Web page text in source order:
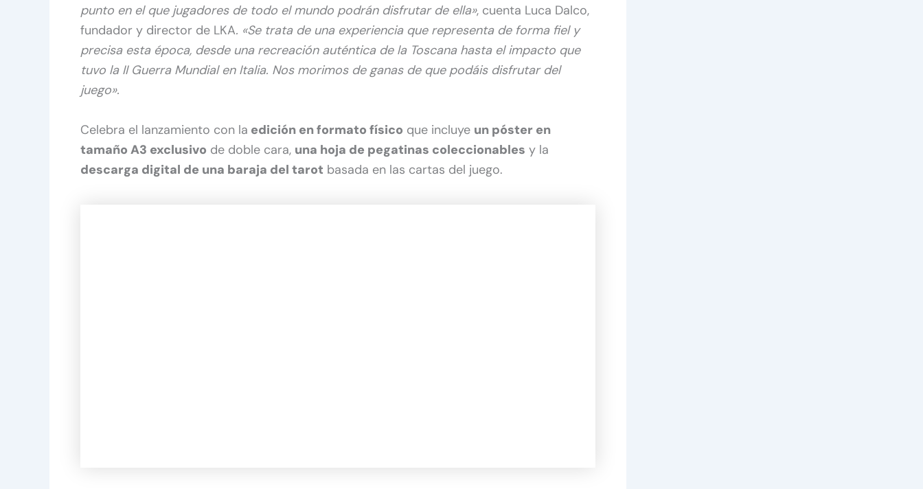
punto en el que jugadores de todo el mundo podrán disfrutar de ella», cuenta Luca Dalco,
fundador y director de LKA. «Se trata de una experiencia que representa de forma fiel y
precisa esta época, desde una recreación auténtica de la Toscana hasta el impacto que
tuvo la II Guerra Mundial en Italia. Nos morimos de ganas de que podáis disfrutar del
juego».
Celebra el lanzamiento con la edición en formato físico que incluye un póster en
tamaño A3 exclusivo de doble cara, una hoja de pegatinas coleccionables y la
descarga digital de una baraja del tarot basada en las cartas del juego.